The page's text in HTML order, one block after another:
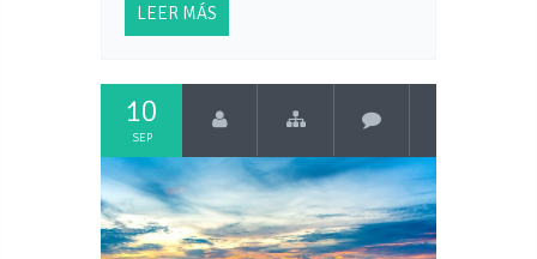
LEER MÁS
10
SEP